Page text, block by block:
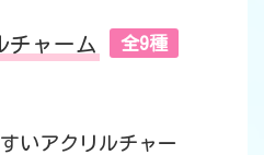
チャーム 全9種
いアクリルチャー